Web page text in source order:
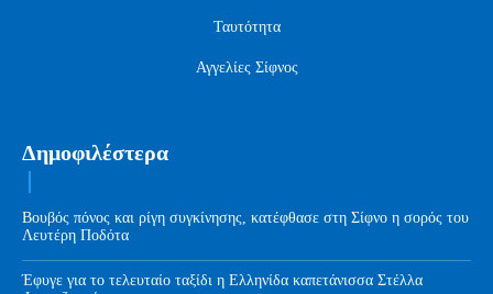
Ταυτότητα
Αγγελίες Σίφνος
Δημοφιλέστερα
Βουβός πόνος και ρίγη συγκίνησης, κατέφθασε στη Σίφνο η σορός του
Λευτέρη Ποδότα
Έφυγε για το τελευταίο ταξίδι η Ελληνίδα καπετάνισσα Στέλλα